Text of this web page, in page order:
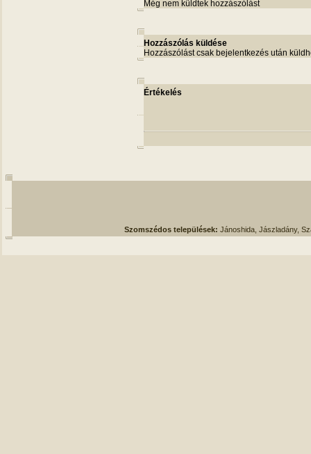
Még nem küldtek hozzászólást
Hozzászólás küldése
Hozzászólást csak bejelentkezés után
Értékelés
Szomszédos települések: Jánoshida, Jászladány,